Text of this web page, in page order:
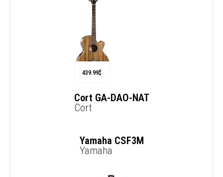
439.99$
Cort GA-DAO-NAT
Cort
Yamaha CSF3M
Yamaha